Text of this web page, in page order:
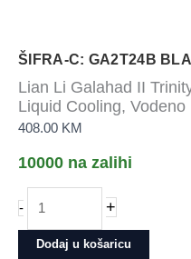
ŠIFRA-C: GA2T24B
Lian Li Galahad II
Liquid Cooling, Vodeno
408.00 KM
10000 na zalihi
-
Galahad
+
Dodaj u košaricu